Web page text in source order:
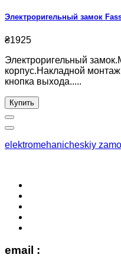
Электроригельный замок
₴1925
Электроригельный
корпус.Накладной
кнопка выхода.....
Купить
elektromehanicheskiy
email :